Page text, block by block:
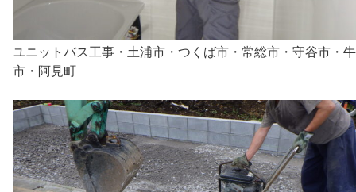
ユニットバス工事・土浦市・つくば市・常総市・守谷市・
市・阿見町